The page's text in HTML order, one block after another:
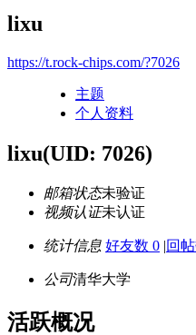
lixu
https://t.rock-chips.com/?7026
主题
个人资料
lixu(UID: 7026)
邮箱状态未验证
视频认证未认证
统计信息 好友数 0 |回
公司清华大学
活跃概况